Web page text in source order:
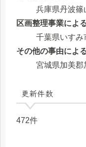
兵庫県丹波篠
区画整理事業によ
千葉県いすみ
その他の事由によ
宮城県加美郡
更新件数
472件